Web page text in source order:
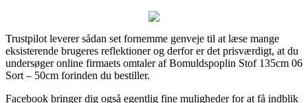
Trustpilot leverer sådan set fornemme genveje til at læse mange
eksisterende brugeres reflektioner og derfor er det prisværdigt, at du
undersøger online firmaets omtaler af Bomuldspoplin Stof 135cm 06
Sort – 50cm forinden du bestiller.
Facebook bringer dig også egentlig fine muligheder for at få indblik